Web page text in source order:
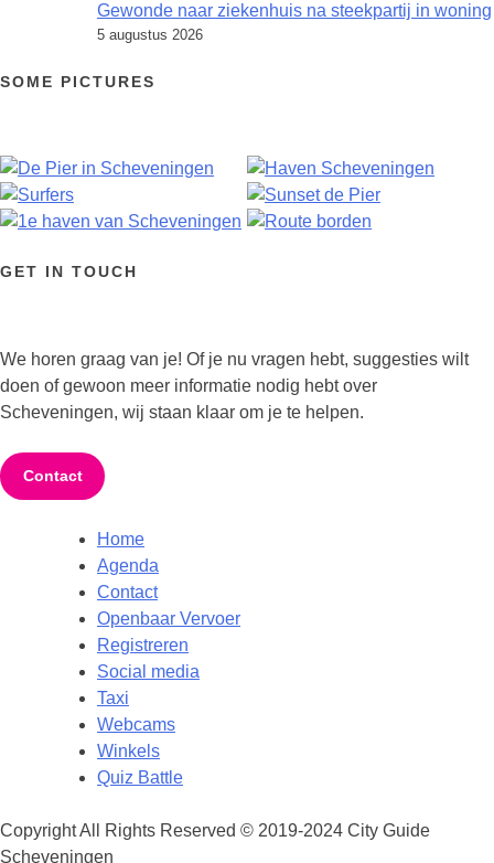
Gewonde naar ziekenhuis na steekpartij in woning
5 augustus 2026
SOME PICTURES
GET IN TOUCH
We horen graag van je! Of je nu vragen hebt, suggesties wilt
doen of gewoon meer informatie nodig hebt over
Scheveningen, wij staan klaar om je te helpen.
Contact
Home
Agenda
Contact
Openbaar Vervoer
Registreren
Social media
Taxi
Webcams
Winkels
Quiz Battle
Copyright All Rights Reserved © 2019-2024 City Guide
Scheveningen